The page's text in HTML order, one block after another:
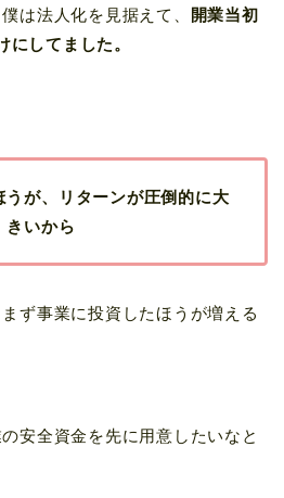
は法人化を見据えて、
開業当初
にしてました。
うが、リターンが圧倒的に大
きいから
ず事業に投資したほうが増える
安全資金を先に用意したいなと